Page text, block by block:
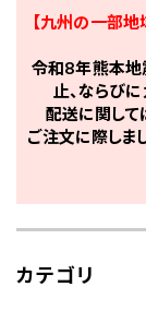
【九州の一部
令和8年熊本地
止、ならび
配送に関して
ご注文に際しま
カテゴリ